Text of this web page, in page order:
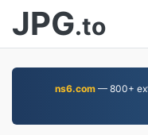
JPG.to
ns6.com — 800+